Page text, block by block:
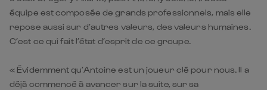
équipe est composée de grands professionnels, mais elle
repose aussi sur d’autres valeurs, des valeurs humaines.
C’est ce qui fait l’état d’esprit de ce groupe.
« Évidemment qu’Antoine est un joueur clé pour nous. Il a
déjà commencé à avancer sur la suite, sur sa